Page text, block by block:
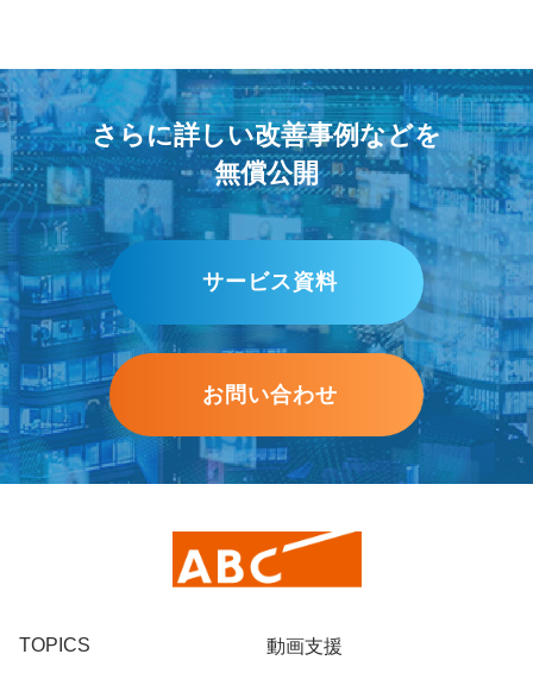
さらに詳しい改善事例などを
無償公開
サービス資料
お問い合わせ
TOPICS 動画支援